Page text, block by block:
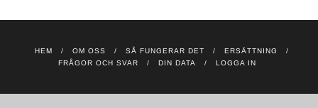
HEM OM OSS SÅ FUNGERAR DET
ERSÄTTNING
FRÅGOR OCH SVAR
DIN DATA LOGGA IN